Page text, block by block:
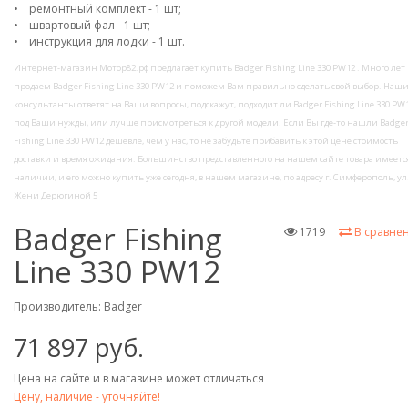
• ремонтный комплект - 1 шт;
• швартовый фал - 1 шт;
• инструкция для лодки - 1 шт.
Интернет-магазин Мотор82.рф предлагает купить Badger Fishing Line 330 PW12 . Много
продаем Badger Fishing Line 330 PW12 и поможем Вам правильно сделать свой выбор. Наши
консультанты ответят на Ваши вопросы, подскажут, подходит ли Badger Fishing Line 330
под Ваши нужды, или лучше присмотреться к другой модели. Если Вы где-то нашли Badger
Fishing Line 330 PW12 дешевле, чем у нас, то не забудьте прибавить к этой цене стоимость
доставки и время ожидания. Большинство представленного на нашем сайте товара
наличии, и его можно купить уже сегодня, в нашем магазине, по адресу г. Симферополь,
Жени Дерюгиной 5
В
1719
Badger Fishing
Line 330 PW12
Производитель: Badger
71 897 руб.
Цена на сайте и в магазине может отличаться
Цену, наличие - уточняйте!